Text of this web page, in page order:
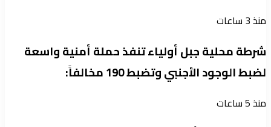
منذ 3 ساعات
شرطة محلية جبل أولياء تنفذ حملة أمنية واسعة
لضبط الوجود الأجنبي وتضبط 190 مخالفاً:
منذ 5 ساعات